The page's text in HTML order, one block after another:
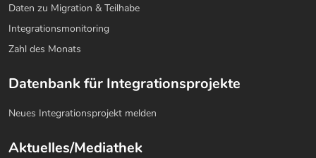
Daten zu Migration & Teilhabe
Integrationsmonitoring
Zahl des Monats
Datenbank für Integrationsprojekte
Neues Integrationsprojekt melden
Aktuelles/Mediathek